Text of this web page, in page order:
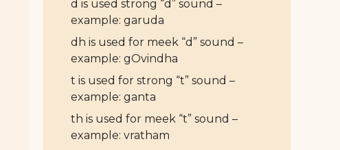
d is used strong “d” sound –
example: garuda
dh is used for meek “d” sound –
example: gOvindha
t is used for strong “t” sound –
example: ganta
th is used for meek “t” sound –
example: vratham